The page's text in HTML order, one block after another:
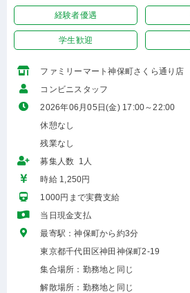
経験者優遇
学生歓迎
ファミリーマート神保町さくら通り店
コンビニスタッフ
2026年06月05日(金) 17:00～22:00
休憩なし
残業なし
募集人数 1人
時給 1,250円
1000円まで実費支給
当日現金支払
最寄駅：神保町から約3分
東京都千代田区神田神保町2-19
集合場所：勤務地と同じ
解散場所：勤務地と同じ